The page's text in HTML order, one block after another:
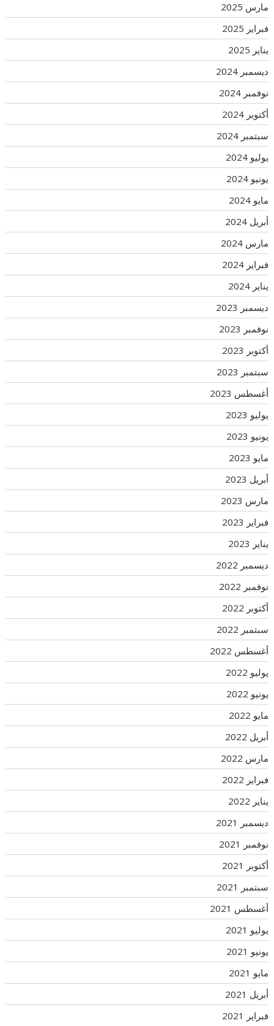
مارس 2025
فبراير 2025
يناير 2025
ديسمبر 2024
نوفمبر 2024
أكتوبر 2024
سبتمبر 2024
يوليو 2024
يونيو 2024
مايو 2024
أبريل 2024
مارس 2024
فبراير 2024
يناير 2024
ديسمبر 2023
نوفمبر 2023
أكتوبر 2023
سبتمبر 2023
أغسطس 2023
يوليو 2023
يونيو 2023
مايو 2023
أبريل 2023
مارس 2023
فبراير 2023
يناير 2023
ديسمبر 2022
نوفمبر 2022
أكتوبر 2022
سبتمبر 2022
أغسطس 2022
يوليو 2022
يونيو 2022
مايو 2022
أبريل 2022
مارس 2022
فبراير 2022
يناير 2022
ديسمبر 2021
نوفمبر 2021
أكتوبر 2021
سبتمبر 2021
أغسطس 2021
يوليو 2021
يونيو 2021
مايو 2021
أبريل 2021
فبراير 2021